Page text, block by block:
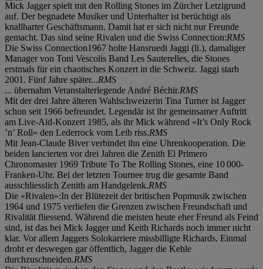
Mick Jagger spielt mit den Rolling Stones im Zürcher Letzigrund
auf. Der begnadete Musiker und Unterhalter ist berüchtigt als
knallharter Geschäftsmann. Damit hat er sich nicht nur Freunde
gemacht. Das sind seine Rivalen und die Swiss Connection:RMS
Die Swiss Connection1967 holte Hansruedi Jaggi (li.), damaliger
Manager von Toni Vescolis Band Les Sauterelles, die Stones
erstmals für ein chaotisches Konzert in die Schweiz. Jaggi starb
2001. Fünf Jahre später...RMS
... übernahm Veranstalterlegende André Béchir.RMS
Mit der drei Jahre älteren Wahlschweizerin Tina Turner ist Jagger
schon seit 1966 befreundet. Legendär ist ihr gemeinsamer Auftritt
am Live-Aid-Konzert 1985, als ihr Mick während «It’s Only Rock
’n’ Roll» den Lederrock vom Leib riss.RMS
Mit Jean-Claude Biver verbindet ihn eine Uhrenkooperation. Die
beiden lancierten vor drei Jahren die Zenith El Primero
Chronomaster 1969 Tribute To The Rolling Stones, eine 10 000-
Franken-Uhr. Bei der letzten Tournee trug die gesamte Band
ausschliesslich Zenith am Handgelenk.RMS
Die «Rivalen»:In der Blütezeit der britischen Popmusik zwischen
1964 und 1975 verliefen die Grenzen zwischen Freundschaft und
Rivalität fliessend. Während die meisten heute eher Freund als Feind
sind, ist das bei Mick Jagger und Keith Richards noch immer nicht
klar. Vor allem Jaggers Solokarriere missbilligte Richards. Einmal
droht er deswegen gar öffentlich, Jagger die Kehle
durchzuschneiden.RMS